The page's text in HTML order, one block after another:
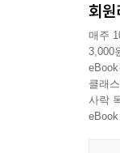
석호
---「
망치
수단
어
내가
삶도
가장
우리
회원
매주
3,000
클래
사락